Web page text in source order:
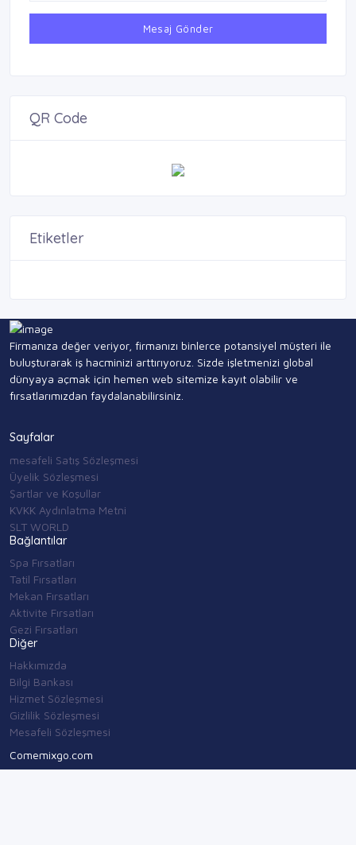
Mesaj Gönder
QR Code
Etiketler
Firmanıza değer veriyor, firmanızı binlerce potansiyel müşteri ile
buluşturarak iş hacminizi arttırıyoruz. Sizde işletmenizi global
dünyaya açmak için hemen web sitemize kayıt olabilir ve
fırsatlarımızdan faydalanabilirsiniz.
Sayfalar
mesafeli Satış Sözleşmesi
Üyelik Sözleşmesi
Şartlar ve Koşullar
KVKK Aydınlatma Metni
SLT WORLD
Bağlantılar
Spa Fırsatları
Tatil Fırsatları
Mekan Fırsatları
Aktivite Fırsatları
Gezi Fırsatları
Diğer
Hakkımızda
Bilgi Bankası
Hizmet Sözleşmesi
Gizlilik Sözleşmesi
Mesafeli Sözleşmesi
Comemixgo.com